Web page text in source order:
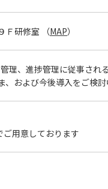
Ｆ研修室 （MAP）
理、進捗管理に従事され
、および今後導入をご検
用意しております